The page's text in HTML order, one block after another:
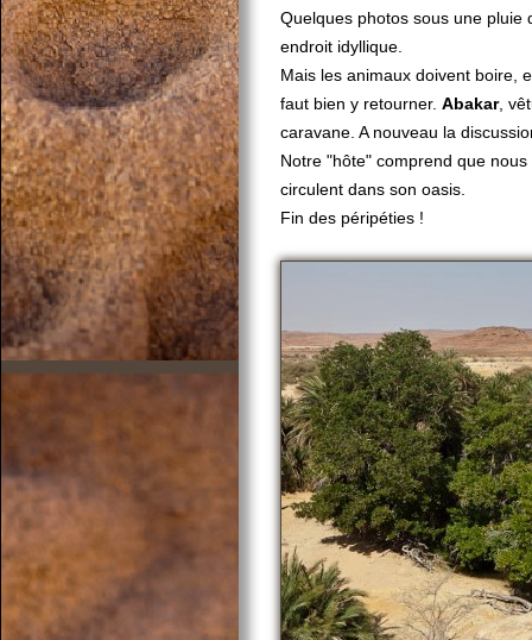
Quelques photos sous une pluie
endroit idyllique.
Mais les animaux doivent boire,
faut bien y retourner. Abakar,
caravane. A nouveau la
Notre "hôte" comprend que
circulent dans son oasis.
Fin des péripéties !